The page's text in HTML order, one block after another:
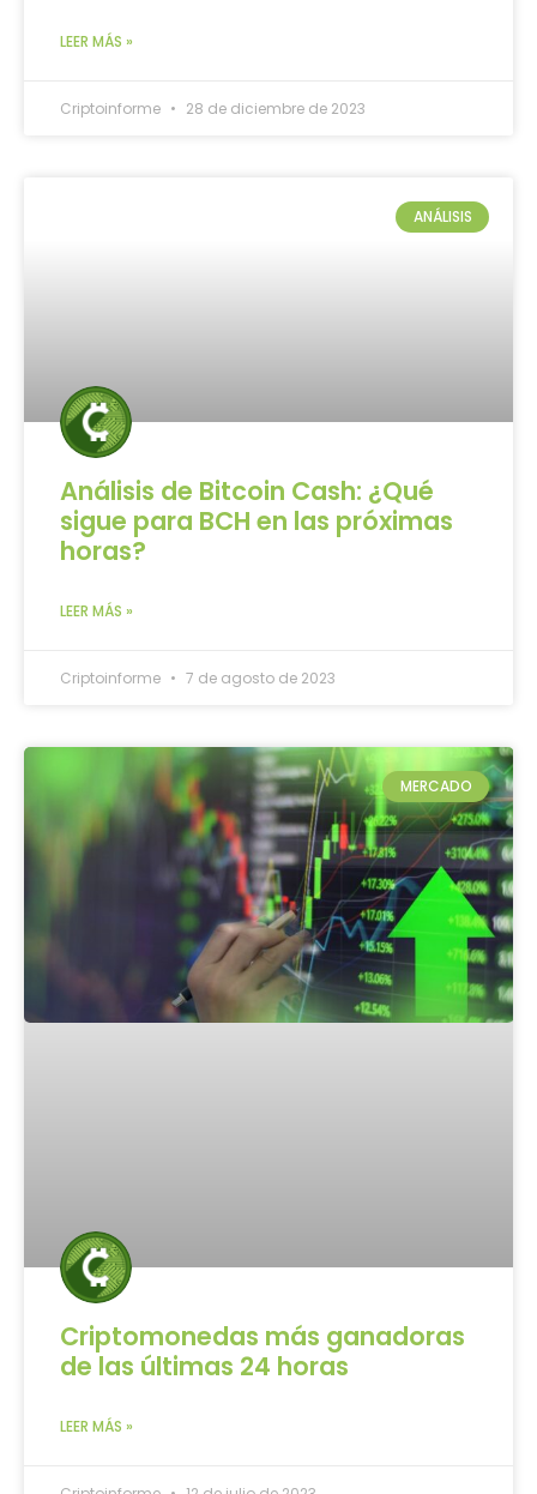
LEER MÁS »
Criptoinforme 28 de diciembre de 2023
ANÁLISIS
Análisis de Bitcoin Cash: ¿Qué
sigue para BCH en las próximas
horas?
LEER MÁS »
Criptoinforme 7 de agosto de 2023
MERCADO
Criptomonedas más ganadoras
de las últimas 24 horas
LEER MÁS »